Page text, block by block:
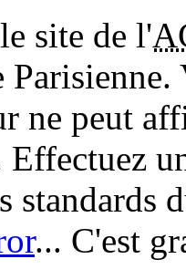
site de l'
ne peut
Effectuez
standards
... C'est